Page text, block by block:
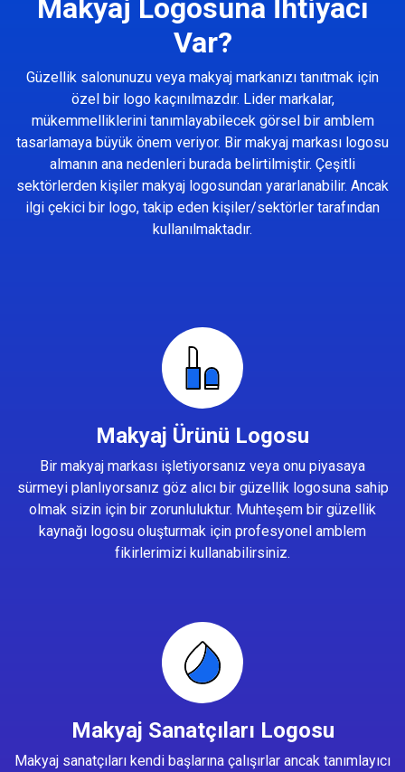
Makyaj Logosuna İhtiyacı
Var?
Güzellik salonunuzu veya makyaj markanızı tanıtmak için
özel bir logo kaçınılmazdır. Lider markalar,
mükemmelliklerini tanımlayabilecek görsel bir amblem
tasarlamaya büyük önem veriyor. Bir makyaj markası logosu
almanın ana nedenleri burada belirtilmiştir. Çeşitli
sektörlerden kişiler makyaj logosundan yararlanabilir. Ancak
ilgi çekici bir logo, takip eden kişiler/sektörler tarafından
kullanılmaktadır.
Makyaj Ürünü Logosu
Bir makyaj markası işletiyorsanız veya onu piyasaya
sürmeyi planlıyorsanız göz alıcı bir güzellik logosuna sahip
olmak sizin için bir zorunluluktur. Muhteşem bir güzellik
kaynağı logosu oluşturmak için profesyonel amblem
fikirlerimizi kullanabilirsiniz.
Makyaj Sanatçıları Logosu
Makyaj sanatçıları kendi başlarına çalışırlar ancak tanımlayıcı